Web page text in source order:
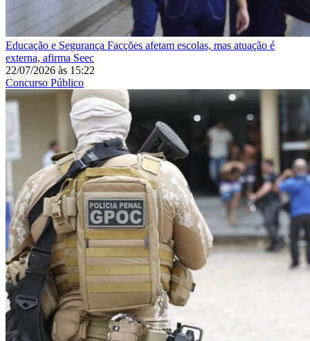
Educação e Segurança Facções afetam escolas, mas atuação é
externa, afirma Seec
22/07/2026 às 15:22
Concurso Público